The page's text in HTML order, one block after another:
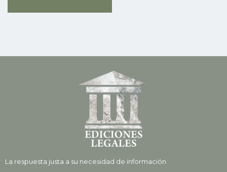
La respuesta justa a su necesidad de información